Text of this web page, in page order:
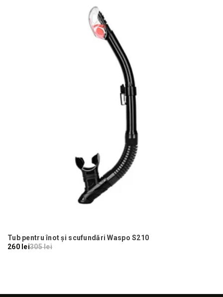
Tub pentru înot și scufundări Waspo S210
260 lei305 lei